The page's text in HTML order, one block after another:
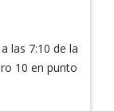
las 7:10 de la
10 en punto